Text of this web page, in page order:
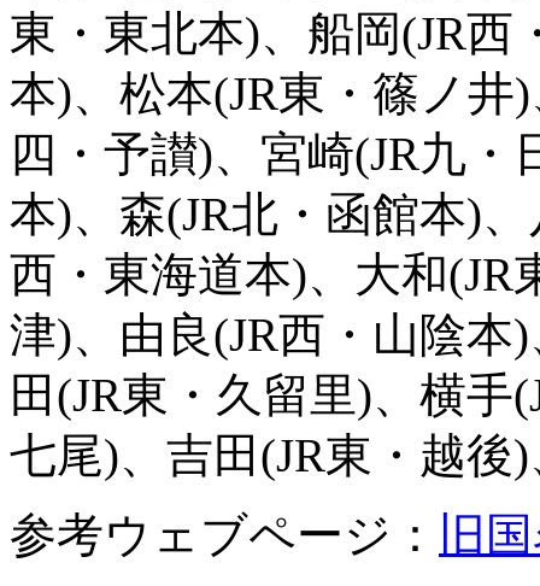
東・東北本)、船岡(JR西
本)、松本(JR東・篠ノ井
四・予讃)、宮崎(JR九・
本)、森(JR北・函館本)
西・東海道本)、大和(JR
津)、由良(JR西・山陰本
田(JR東・久留里)、横手
七尾)、吉田(JR東・越後
参考ウェブページ：
旧